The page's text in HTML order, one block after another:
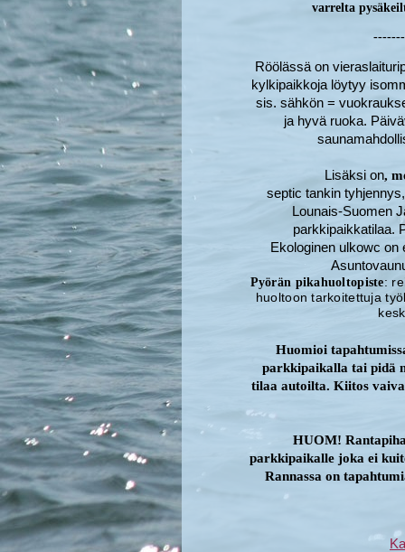
varrelta
Röölässä on
kylkipaikkoja löytyy
sis. sähkön =
ja hyvä ruoka.
Lisäksi on,
septic tankin
Lounais-Suomen
parkkipaikkatilaa.
Ekologinen ulkowc
Pyörän pikahuoltopiste:
huoltoon tarkoitettuja
Huomioi
parkkipaikalla tai pidä
tilaa autoilta. Kiitos
HUOM!
parkkipaikalle joka ei
Rannassa on